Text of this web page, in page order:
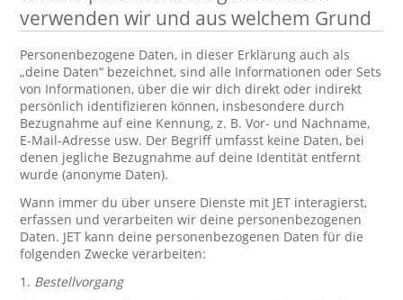
verwenden wir und aus welchem Grund
Personenbezogene Daten, in dieser Erklärung auch als
„deine Daten“ bezeichnet, sind alle Informationen oder Sets
von Informationen, über die wir dich direkt oder indirekt
persönlich identifizieren können, insbesondere durch
Bezugnahme auf eine Kennung, z. B. Vor- und Nachname,
E-Mail-Adresse usw. Der Begriff umfasst keine Daten, bei
denen jegliche Bezugnahme auf deine Identität entfernt
wurde (anonyme Daten).
Wann immer du über unsere Dienste mit JET interagierst,
erfassen und verarbeiten wir deine personenbezogenen
Daten. JET kann deine personenbezogenen Daten für die
folgenden Zwecke verarbeiten:
1. Bestellvorgang